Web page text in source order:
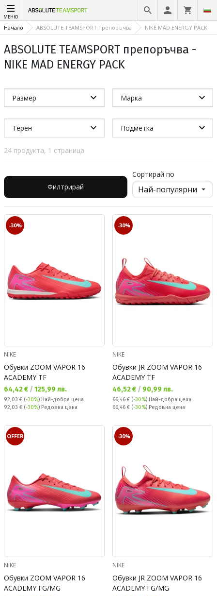
МЕНЮ
Начало ABSOLUTE TEAMSPORT препоръчва NIKE MAD ENERGY PACK
ABSOLUTE TEAMSPORT препоръчва -
NIKE MAD ENERGY PACK
Размер Марка
Терен Подметка
24 продукта, 1 страница
Филтрирай
Сортирай по
-30%
NIKE
Обувки ZOOM VAPOR 16
ACADEMY TF
Текуща цена:
64,42 € / 125,99 лв.
92,03 € (-30%) Най-добра цена
Редовна цена:
92,03 € (-30%) Редовна цена
-30%
NIKE
Обувки JR ZOOM VAPOR 16
ACADEMY TF
Текуща цена:
46,52 € / 90,99 лв.
66,46 € (-30%) Най-добра цена
Редовна цена:
66,46 € (-30%) Редовна цена
OFFER
NIKE
Обувки ZOOM VAPOR 16
ACADEMY FG/MG
-30%
NIKE
Обувки JR ZOOM VAPOR 16
ACADEMY FG/MG